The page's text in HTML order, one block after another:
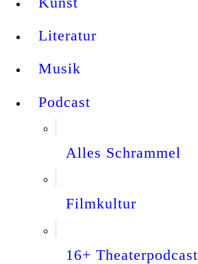
Literatur
Musik
Podcast
Alles Schrammel
Filmkultur
16+ Theaterpodcast